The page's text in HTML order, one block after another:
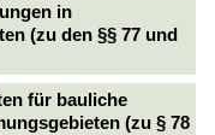
in
(zu den §§ 77 und
für bauliche
(zu § 78